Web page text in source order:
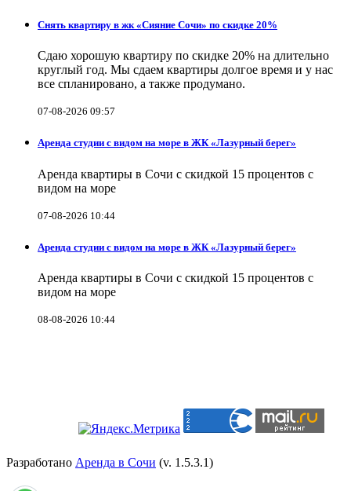
Снять квартиру в жк «Сияние Сочи» по скидке 20%
Сдаю хорошую квартиру по скидке 20% на длительно
круглый год. Мы сдаем квартиры долгое время и у нас
все спланировано, а также продумано.
07-08-2026 09:57
Аренда студии с видом на море в ЖК «Лазурный берег»
Аренда квартиры в Сочи с скидкой 15 процентов с
видом на море
07-08-2026 10:44
Аренда студии с видом на море в ЖК «Лазурный берег»
Аренда квартиры в Сочи с скидкой 15 процентов с
видом на море
08-08-2026 10:44
Разработано Аренда в Сочи (v. 1.5.3.1)